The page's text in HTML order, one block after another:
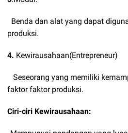
Benda dan alat yang dapat
produksi.
4. Kewirausahaan(Entrepreneur)
Seseorang yang memiliki
faktor faktor produksi.
Ciri-ciri Kewirausahaan: